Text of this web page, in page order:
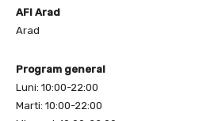
AFI Arad
Arad
Program general
Luni: 10:00-22:00
Marti: 10:00-22:00